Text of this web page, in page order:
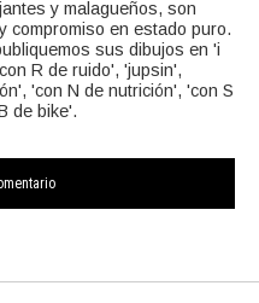
y malagueños, son
compromiso en estado puro.
sus dibujos en 'i
R de ruido', 'jupsin',
'con N de nutrición', 'con S
de bike'.